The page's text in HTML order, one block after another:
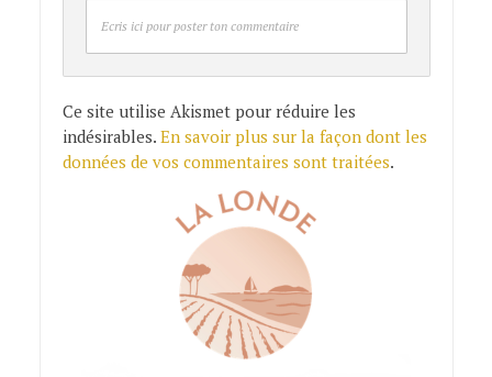
Ecris ici pour poster ton commentaire
Ce site utilise Akismet pour réduire les
indésirables. En savoir plus sur la façon dont les
données de vos commentaires sont traitées.